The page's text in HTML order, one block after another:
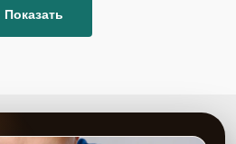
Показать